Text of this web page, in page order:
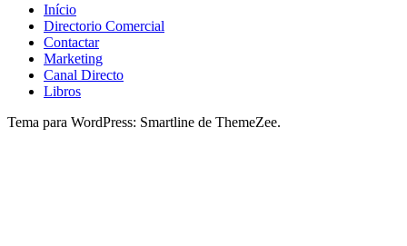
Início
Directorio Comercial
Contactar
Marketing
Canal Directo
Libros
Tema para WordPress: Smartline de ThemeZee.